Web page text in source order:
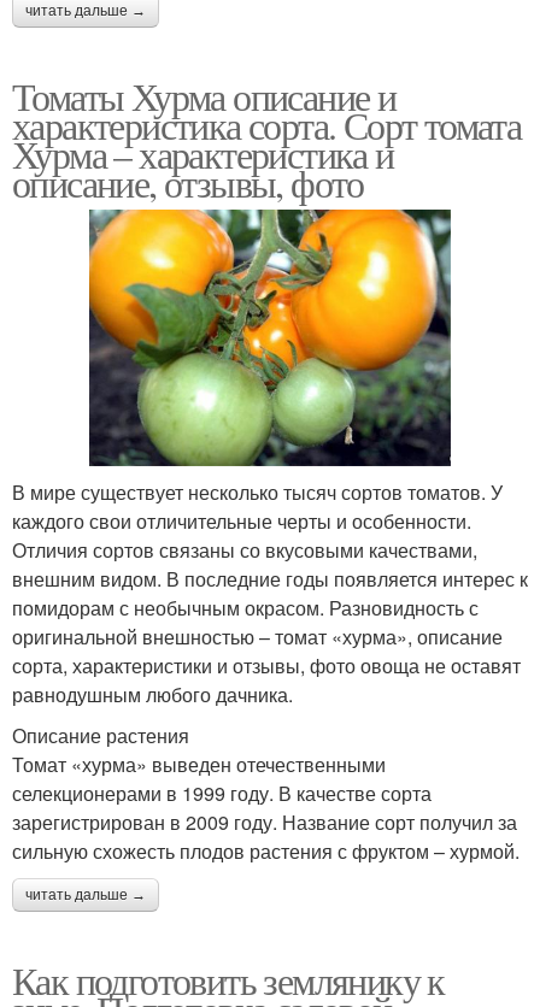
читать дальше →
Томаты Хурма описание и
характеристика сорта. Сорт томата
Хурма – характеристика и
описание, отзывы, фото
В мире существует несколько тысяч сортов томатов. У
каждого свои отличительные черты и особенности.
Отличия сортов связаны со вкусовыми качествами,
внешним видом. В последние годы появляется интерес к
помидорам с необычным окрасом. Разновидность с
оригинальной внешностью – томат «хурма», описание
сорта, характеристики и отзывы, фото овоща не оставят
равнодушным любого дачника.
Описание растения
Томат «хурма» выведен отечественными
селекционерами в 1999 году. В качестве сорта
зарегистрирован в 2009 году. Название сорт получил за
сильную схожесть плодов растения с фруктом – хурмой.
читать дальше →
Как подготовить землянику к